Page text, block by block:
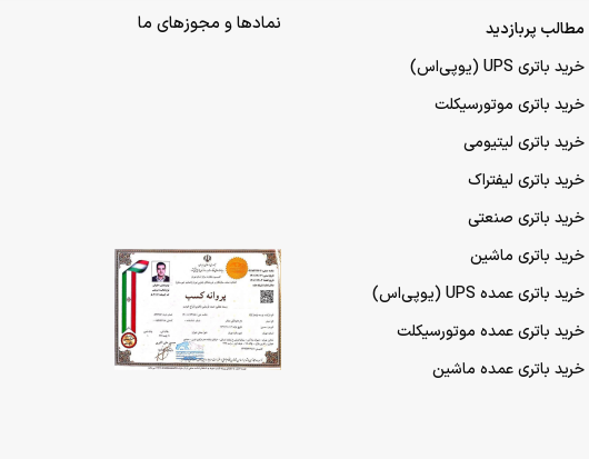
مطالب پربازدید
خرید باتری UPS (یو‌پی‌اس)
خرید باتری موتورسیکلت
خرید باتری لیتیومی
خرید باتری لیفتراک
خرید باتری صنعتی
خرید باتری ماشین
خرید باتری عمده UPS (یو‌پی‌اس)
خرید باتری عمده موتورسیکلت
خرید باتری عمده ماشین
نمادها و مجوزهای ما